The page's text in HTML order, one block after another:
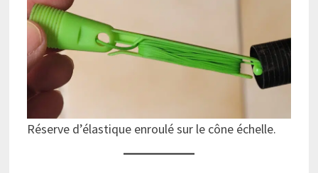
Réserve d’élastique enroulé sur le cône échelle.